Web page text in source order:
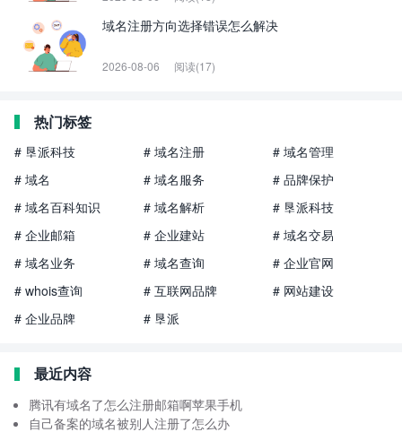
域名注册方向选择错误怎么解决
2026-08-06 阅读(17)
热门标签
# 垦派科技 # 域名注册
# 域名管理
# 域名
# 域名服务
# 品牌保护
# 域名百科知识
# 域名解析
# 垦派科技
# 企业邮箱
# 企业建站
# 域名交易
# 域名业务
# 域名查询
# 企业官网
# whois查询
# 互联网品牌
# 网站建设
# 企业品牌
# 垦派
最近内容
腾讯有域名了怎么注册邮箱啊苹果手机
自己备案的域名被别人注册了怎么办